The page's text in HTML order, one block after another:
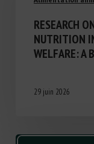
RESEARCH
NUTRITION
WELFARE: A
29 juin 2026